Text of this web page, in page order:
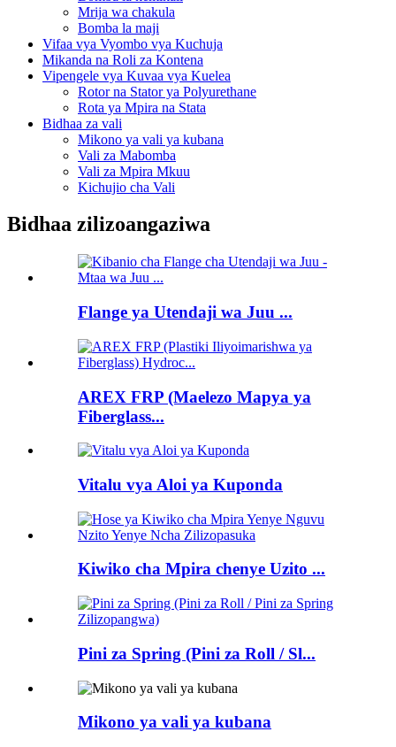
Mrija wa chakula
Bomba la maji
Vifaa vya Vyombo vya Kuchuja
Mikanda na Roli za Kontena
Vipengele vya Kuvaa vya Kuelea
Rotor na Stator ya Polyurethane
Rota ya Mpira na Stata
Bidhaa za vali
Mikono ya vali ya kubana
Vali za Mabomba
Vali za Mpira Mkuu
Kichujio cha Vali
Bidhaa zilizoangaziwa
Flange ya Utendaji wa Juu ...
AREX FRP (Maelezo Mapya ya
Fiberglass...
Vitalu vya Aloi ya Kuponda
Kiwiko cha Mpira chenye Uzito ...
Pini za Spring (Pini za Roll / Sl...
Mikono ya vali ya kubana